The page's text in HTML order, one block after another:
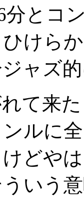
分とコ
けら
ャズ
て来
ルに
どや
いう